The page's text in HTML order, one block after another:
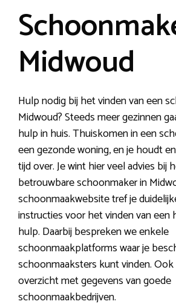
Midwoud
Hulp nodig bij het vinden van een
Midwoud? Steeds meer gezinnen
hulp in huis. Thuiskomen in een
een gezonde woning, en je houdt
tijd over. Je wint hier veel advies bij
betrouwbare schoonmaker in
schoonmaakwebsite tref je
instructies voor het vinden van een
hulp. Daarbij bespreken we enkele
schoonmaakplatforms waar je
schoonmaaksters kunt vinden.
overzicht met gegevens van goede
schoonmaakbedrijven.